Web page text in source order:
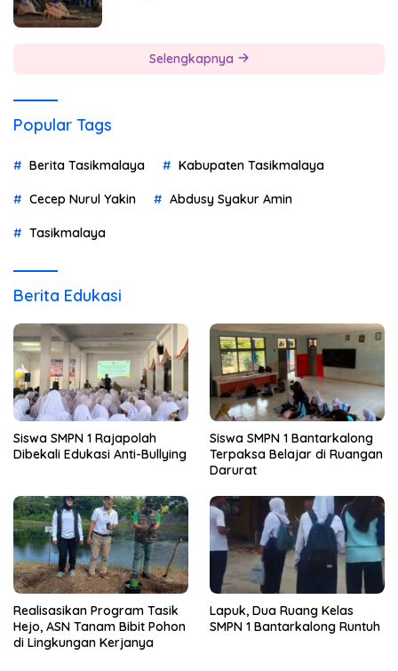
Selengkapnya
Popular Tags
Berita Tasikmalaya Kabupaten Tasikmalaya
Cecep Nurul Yakin Abdusy Syakur Amin
Tasikmalaya
Berita Edukasi
Siswa SMPN 1 Rajapolah
Dibekali Edukasi Anti-Bullying
Siswa SMPN 1 Bantarkalong
Terpaksa Belajar di Ruangan
Darurat
Realisasikan Program Tasik
Hejo, ASN Tanam Bibit Pohon
di Lingkungan Kerjanya
Lapuk, Dua Ruang Kelas
SMPN 1 Bantarkalong Runtuh